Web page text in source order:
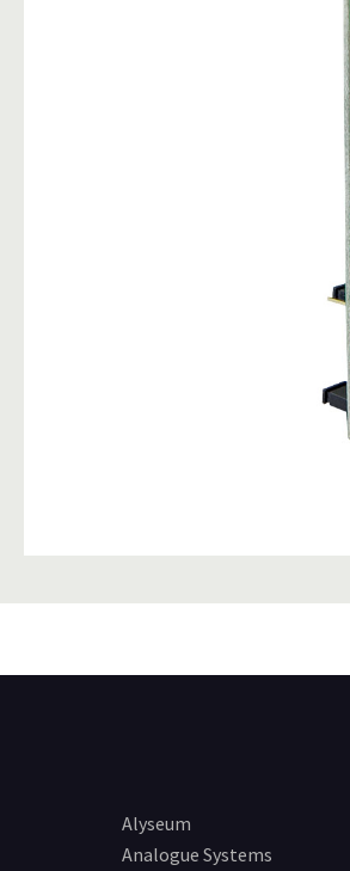
Alyseum
Analogue Systems